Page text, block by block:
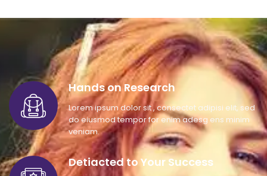
Hands on Research
Lorem ipsum dolor sit , consectet adipisi elit, sed
do eiusmod tempor for enim adesg ens minim
veniam.
Detiacted to Your Success